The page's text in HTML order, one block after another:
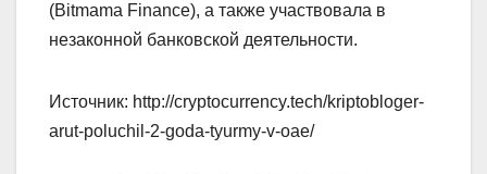
(Bitmama Finance), а также участвовала в
незаконной банковской деятельности.
Источник: http://cryptocurrency.tech/kriptobloger-
arut-poluchil-2-goda-tyurmy-v-oae/